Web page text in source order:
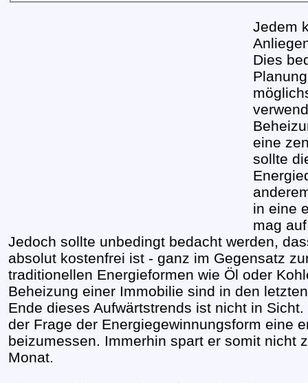
Jedem
Dies
eine
sollte
in eine
mag
Jedoch sollte unbedingt bedacht werden,
absolut kostenfrei ist - ganz im Gegensatz
traditionellen Energieformen wie Öl oder
Beheizung einer Immobilie sind in den
Ende dieses Aufwärtstrends ist nicht in
der Frage der Energiegewinnungsform eine
beizumessen. Immerhin spart er somit nicht
Monat.